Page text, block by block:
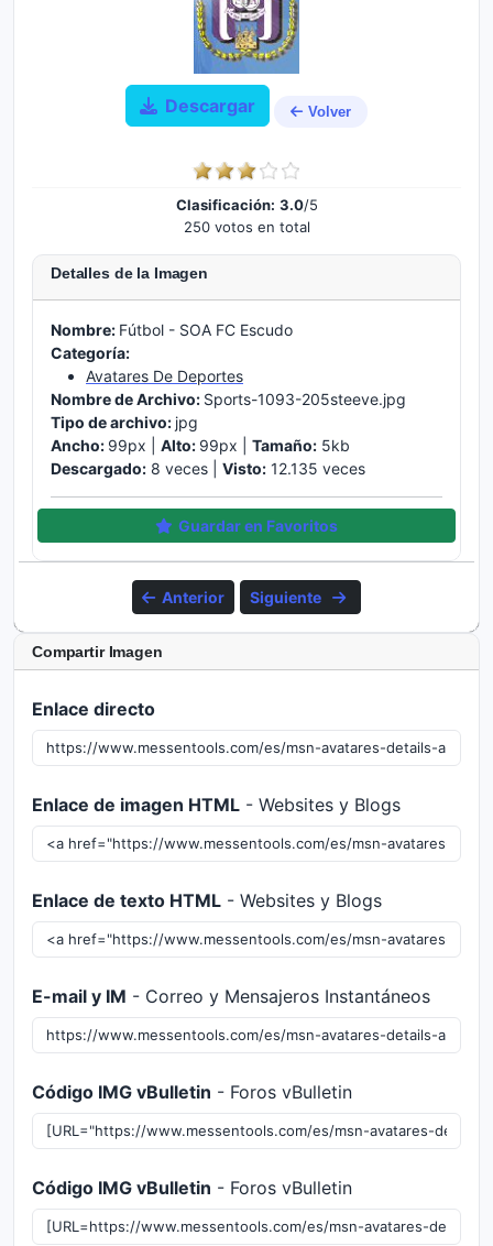
Descargar Volver
Clasificación: 3.0/5
250 votos en total
Detalles de la Imagen
Nombre: Fútbol - SOA FC Escudo
Categoría:
Avatares De Deportes
Nombre de Archivo: Sports-1093-205steeve.jpg
Tipo de archivo: jpg
Ancho: 99px | Alto: 99px | Tamaño: 5kb
Descargado: 8 veces | Visto: 12.135 veces
Guardar en Favoritos
Anterior Siguiente
Compartir Imagen
Enlace directo
Enlace de imagen HTML - Websites y Blogs
Enlace de texto HTML - Websites y Blogs
E-mail y IM - Correo y Mensajeros Instantáneos
Código IMG vBulletin - Foros vBulletin
Código IMG vBulletin - Foros vBulletin